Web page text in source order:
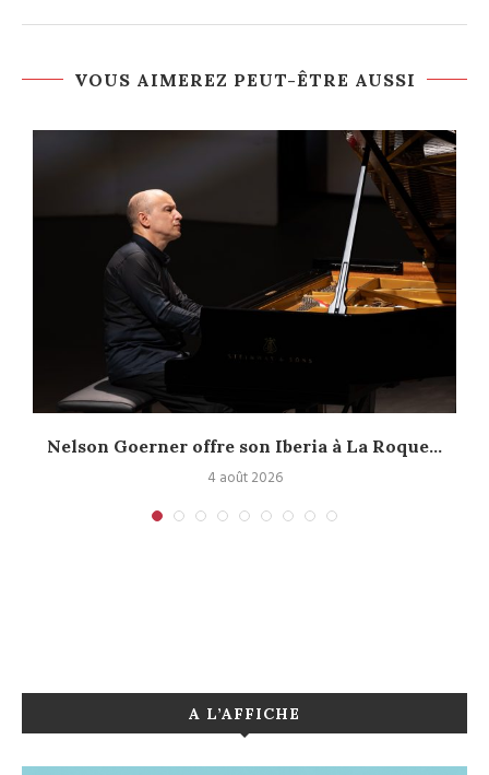
VOUS AIMEREZ PEUT-ÊTRE AUSSI
Nelson Goerner offre son Iberia à La Roque...
4 août 2026
A L’AFFICHE